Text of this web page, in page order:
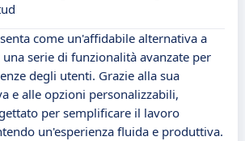
come un'affidabile alternativa a
una serie di funzionalità avanzate per
degli utenti. Grazie alla sua
e alle opzioni personalizzabili,
per semplificare il lavoro
un'esperienza fluida e produttiva.